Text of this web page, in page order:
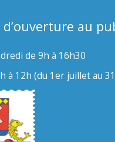
au
de 9h à 16h30
à 12h (du 1er juillet au